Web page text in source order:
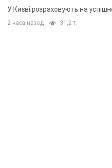
У Києві розраховують на
2 часа назад 31,2 т.